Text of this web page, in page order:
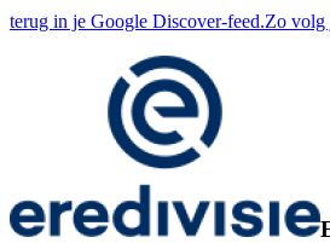
terug in je Google Discover-feed.Zo volg